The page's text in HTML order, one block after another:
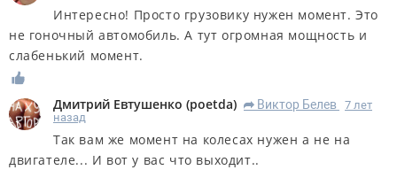
Интересно! Просто грузовику нужен момент. Это
не гоночный автомобиль. А тут огромная мощность и
слабенький момент.
Дмитрий Евтушенко (poetda) R Виктор Белев
7 лет
назад
Так вам же момент на колесах нужен а не на
двигателе... И вот у вас что выходит..